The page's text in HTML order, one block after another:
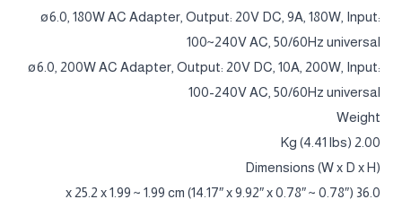
ø6.0, 180W AC Adapter, Output: 20V DC, 9A, 180W, Input:
100~240V AC, 50/60Hz universal
ø6.0, 200W AC Adapter, Output: 20V DC, 10A, 200W, Input:
100-240V AC, 50/60Hz universal
Weight
2.00 Kg (4.41 lbs)
Dimensions (W x D x H)
36.0 x 25.2 x 1.99 ~ 1.99 cm (14.17″ x 9.92″ x 0.78″ ~ 0.78″)